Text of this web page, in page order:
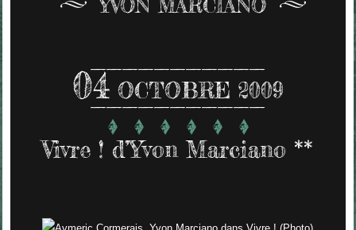
YVON MARCIANO
04 OCTOBRE 2009
Vivre ! d’Yvon Marciano **